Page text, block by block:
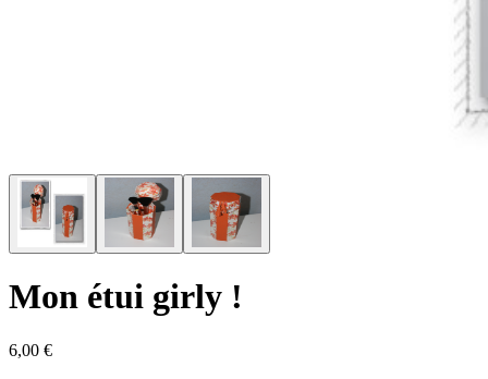
Mon étui girly !
6,00 €